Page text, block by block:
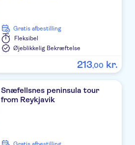
House (corner of
up at Tour Bus Stop 11,
37)
32
14), pick up at Tour Bus Stop 6,
House (corner of
37), pick up at Tour Bus Stop
House (corner of
Gratis afbestilling
Fleksibel
Øjeblikkelig Bekræftelse
213,00 kr.
Snæfellsnes peninsula tour
from Reykjavik